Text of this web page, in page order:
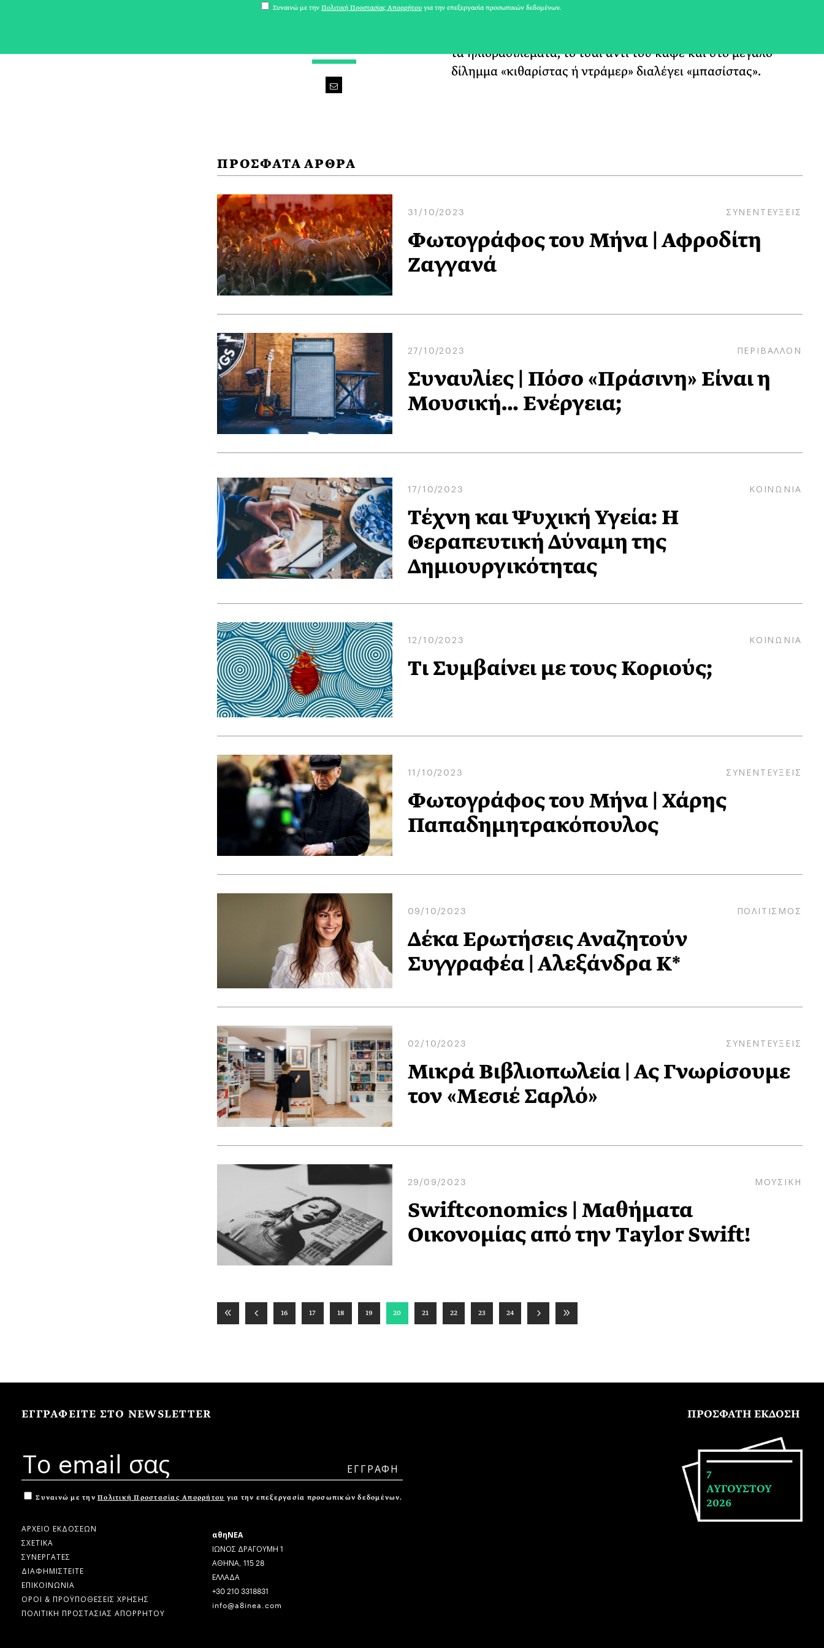
φωτογραφία, το τρέξιμο, το διάβασμα, τα ταξίδια, τη μαύρη
τα ηλιοβασιλέματα, το τσάι αντί του καφέ και στο μεγάλο
δίλημμα «κιθαρίστας ή ντράμερ» διαλέγει «μπασίστας».
ΠΡΟΣΦΑΤΑ ΑΡΘΡΑ
31/10/2023 ΣΥΝΕΝΤΕΥΞΕΙΣ
Φωτογράφος του Μήνα | Αφροδίτη
Ζαγγανά
27/10/2023 ΠΕΡΙΒΑΛΛΟΝ
Συναυλίες | Πόσο «Πράσινη» Είναι η
Μουσική… Ενέργεια;
17/10/2023 ΚΟΙΝΩΝΙΑ
Τέχνη και Ψυχική Υγεία: Η
Θεραπευτική Δύναμη της
Δημιουργικότητας
12/10/2023 ΚΟΙΝΩΝΙΑ
Τι Συμβαίνει με τους Κοριούς;
11/10/2023 ΣΥΝΕΝΤΕΥΞΕΙΣ
Φωτογράφος του Μήνα | Χάρης
Παπαδημητρακόπουλος
09/10/2023 ΠΟΛΙΤΙΣΜΟΣ
Δέκα Ερωτήσεις Αναζητούν
Συγγραφέα | Αλεξάνδρα Κ*
02/10/2023 ΣΥΝΕΝΤΕΥΞΕΙΣ
Μικρά Βιβλιοπωλεία | Ας Γνωρίσουμε
τον «Μεσιέ Σαρλό»
29/09/2023 ΜΟΥΣΙΚΗ
Swiftconomics | Μαθήματα
Οικονομίας από την Taylor Swift!
16 17 18 19 20 21 22 23 24
ΕΓΓΡΑΦΕΙΤΕ ΣΤΟ NEWSLETTER
Συναινώ με την Πολιτική Προστασίας Απορρήτου για την επεξεργασία προσωπικών δεδομένων.
ΑΡΧΕΙΟ ΕΚΔΟΣΕΩΝ
ΣΧΕΤΙΚΑ
ΣΥΝΕΡΓΑΤΕΣ
ΔΙΑΦΗΜΙΣΤΕΙΤΕ
ΕΠΙΚΟΙΝΩΝΙΑ
ΟΡΟΙ & ΠΡΟΫΠΟΘΕΣΕΙΣ ΧΡΗΣΗΣ
ΠΟΛΙΤΙΚΗ ΠΡΟΣΤΑΣΙΑΣ ΑΠΟΡΡΗΤΟΥ
αθηΝΕΑ
ΙΩΝΟΣ ΔΡΑΓΟΥΜΗ 1
ΑΘΗΝΑ, 115 28
ΕΛΛΑΔΑ
+30 210 3318831
info@a8inea.com
ΠΡΟΣΦΑΤΗ ΕΚΔΟΣΗ
7
ΑΥΓΟΥΣΤΟΥ
2026
Συναινώ με την Πολιτική Προστασίας Απορρήτου για την επεξεργασία προσωπικών δεδομένων.